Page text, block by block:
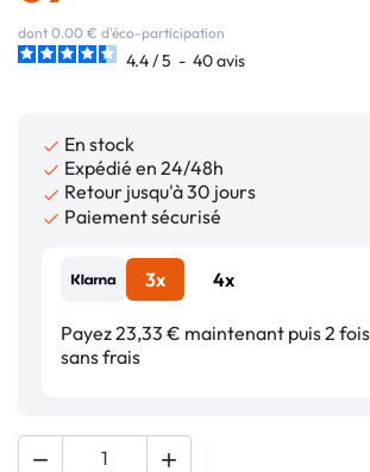
dont 0.00 € d'éco-participation
4.4/5 - 40avis
 En stock
 Expédié en 24/48h
 Retour jusqu'à 30 jours
 Paiement sécurisé
3x 4x
Payez 23,33 € maintenant puis 2
sans frais
 